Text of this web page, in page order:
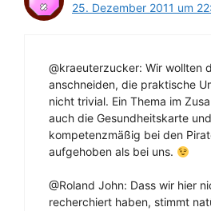
25. Dezember 2011 um
@kraeuterzucker: Wir wollten
anschneiden, die praktische
nicht trivial. Ein Thema im
auch die Gesundheitskarte
kompetenzmäßig bei den
aufgehoben als bei uns.
@Roland John: Dass wir hier
recherchiert haben, stimmt